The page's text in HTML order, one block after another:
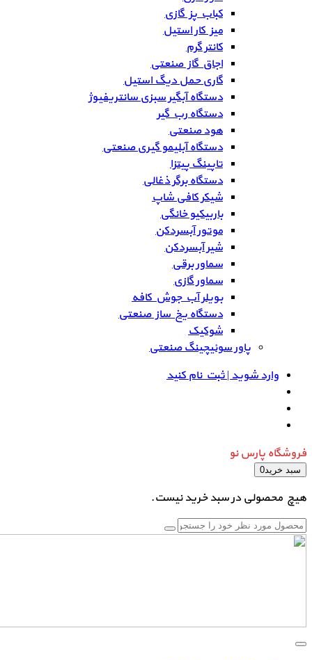
کباب پز گازی
میز کار استیل
کانتر گرم
اجاق گاز صنعتی
گاری حمل دیگ استیل
دستگاه آبگیر سبزی سانتریفیوژ
دستگاه رب گیر
هود صنعتی
دستگاه آبلیمو گیری صنعتی
تاپینگ پیتزا
دستگاه برگر ذغالی
شیکر کافی شاپ
باربیکیو خانگی
موتور آبسردکن
شیر آبسردکن
سماور برقی
سماور گازی
بویلر آب جوش کافه
دستگاه یخ ساز صنعتی
شوکیک
پاور سوئیچینگ صنعتی
وارد شوید | ثبت نام کنید
فروشگاه پارس نو
سبد خرید0
هیچ محصولی در سبد خرید نیست.